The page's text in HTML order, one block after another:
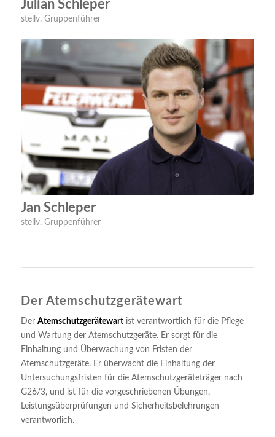
Julian Schleper
stellv. Gruppenführer
Jan Schleper
stellv. Gruppenführer
Der Atemschutzgerätewart
Der Atemschutzgerätewartist verantwortlich für die Pflege
und Wartung der Atemschutzgeräte. Er sorgt für die
Einhaltung und Überwachung von Fristen der
Atemschutzgeräte. Er überwacht die Einhaltung der
Untersuchungsfristen für die Atemschutzgeräteträger nach
G26/3, und ist für die vorgeschriebenen Übungen,
Leistungsüberprüfungen und Sicherheitsbelehrungen
verantworlich.